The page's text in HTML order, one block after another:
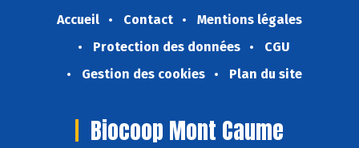
Accueil Contact
Mentions légales
Protection des données
CGU
Gestion des cookies
Plan du site
Biocoop Mont Caume